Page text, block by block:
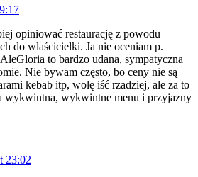
opiniować restaurację z powodu
do wlaścicielki. Ja nie oceniam p.
to bardzo udana, sympatyczna
Nie bywam często, bo ceny nie są
kebab itp, wolę iść rzadziej, ale za to
wykwintna, wykwintne menu i przyjazny
23:02